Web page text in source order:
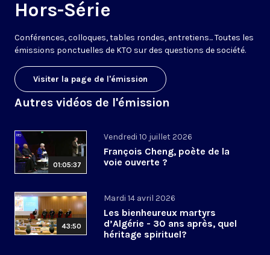
Hors-Série
Conférences, colloques, tables rondes, entretiens... Toutes les
émissions ponctuelles de KTO sur des questions de société.
Visiter la page de l'émission
Autres vidéos de l'émission
01:05:37
Vendredi 10 juillet 2026
François Cheng, poète de la
voie ouverte ?
43:50
Mardi 14 avril 2026
Les bienheureux martyrs
d’Algérie - 30 ans après, quel
héritage spirituel?